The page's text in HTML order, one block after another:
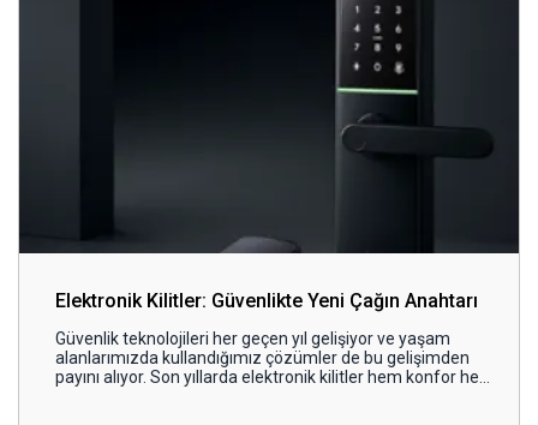
Elektronik Kilitler: Güvenlikte Yeni Çağın Anahtarı
Güvenlik teknolojileri her geçen yıl gelişiyor ve yaşam
alanlarımızda kullandığımız çözümler de bu gelişimden
payını alıyor. Son yıllarda elektronik kilitler hem konfor hem